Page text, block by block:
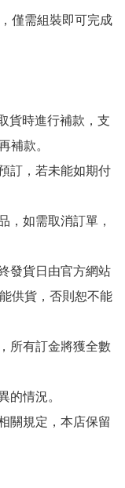
僅需組裝即可完成
貨時進行補款，支
補款。
訂，若未能如期付
，如需取消訂單，
發貨日由官方網站
供貨，否則恕不能
所有訂金將獲全數
的情況。
關規定，本店保留